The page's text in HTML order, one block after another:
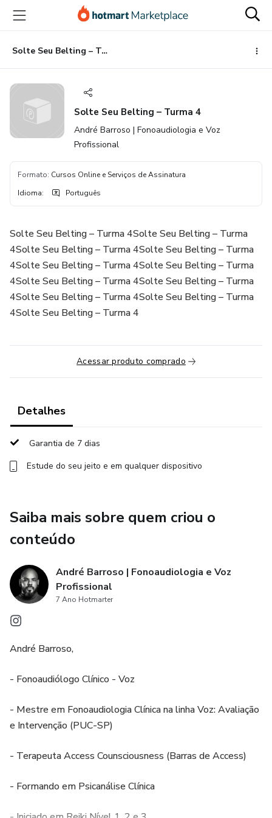
para
conteúdo
principal
para
pagamento
para
rodapé
Solte Seu Belting – Turma 4
Solte Seu Belting – Turma 4
André Barroso | Fonoaudiologia e Voz
Profissional
Formato: Cursos Online e Serviços de Assinatura
Idioma: Português
Solte Seu Belting – Turma 4Solte Seu Belting – Turma
4Solte Seu Belting – Turma 4Solte Seu Belting – Turma
4Solte Seu Belting – Turma 4Solte Seu Belting – Turma
4Solte Seu Belting – Turma 4Solte Seu Belting – Turma
4Solte Seu Belting – Turma 4Solte Seu Belting – Turma
4Solte Seu Belting – Turma 4
Acessar produto comprado
Detalhes
Garantia de 7 dias
Estude do seu jeito e em qualquer dispositivo
Saiba mais sobre quem criou o
conteúdo
André Barroso | Fonoaudiologia e Voz
Profissional
7 Ano Hotmarter
André Barroso,
- Fonoaudiólogo Clínico - Voz
- Mestre em Fonoaudiologia Clínica na linha Voz: Avaliação
e Intervenção (PUC-SP)
- Terapeuta Access Counsciousness (Barras de Access)
- Formando em Psicanálise Clínica